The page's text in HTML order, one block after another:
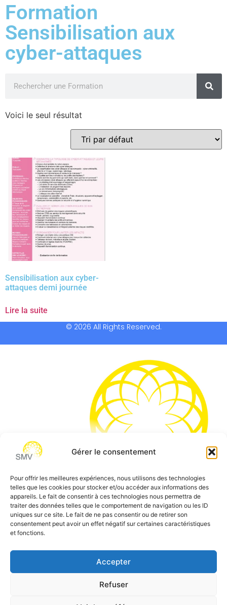
Gérer le consentement
Pour offrir les meilleures expériences, nous utilisons des technologies
telles que les cookies pour stocker et/ou accéder aux informations des
appareils. Le fait de consentir à ces technologies nous permettra de
traiter des données telles que le comportement de navigation ou les ID
uniques sur ce site. Le fait de ne pas consentir ou de retirer son
consentement peut avoir un effet négatif sur certaines caractéristiques
et fonctions.
Accepter
Refuser
Formation
Sensibilisation aux
cyber-attaques
Voici le seul résultat
Sensibilisation aux cyber-
attaques demi journée
Lire la suite
© 2026 All Rights Reserved.
SMV permet de vous aider à gagner du temps et vous
permettre de vous concentrer sur l’essentiel de votre
métier
Téléphone:0 805 69 64 75 / 02 37 34 04 04
contact@smvformation.fr
Création & Hébergement Web Cloud par